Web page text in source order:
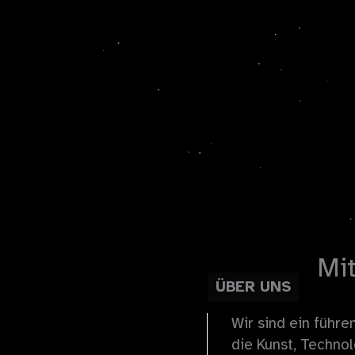
ÜBER UNS
Wir sind ein
die Kunst,